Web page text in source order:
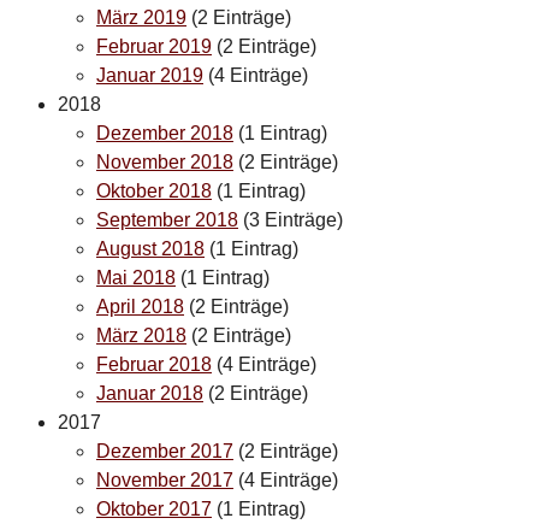
März 2019 (2 Einträge)
Februar 2019 (2 Einträge)
Januar 2019 (4 Einträge)
2018
Dezember 2018 (1 Eintrag)
November 2018 (2 Einträge)
Oktober 2018 (1 Eintrag)
September 2018 (3 Einträge)
August 2018 (1 Eintrag)
Mai 2018 (1 Eintrag)
April 2018 (2 Einträge)
März 2018 (2 Einträge)
Februar 2018 (4 Einträge)
Januar 2018 (2 Einträge)
2017
Dezember 2017 (2 Einträge)
November 2017 (4 Einträge)
Oktober 2017 (1 Eintrag)